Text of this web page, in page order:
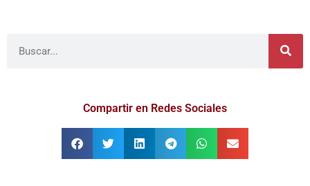
Compartir en Redes Sociales